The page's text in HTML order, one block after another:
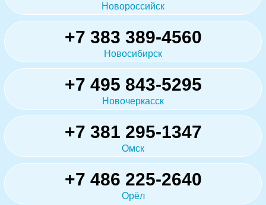
Новороссийск
+7 383 389-4560
Новосибирск
+7 495 843-5295
Новочеркасск
+7 381 295-1347
Омск
+7 486 225-2640
Орёл